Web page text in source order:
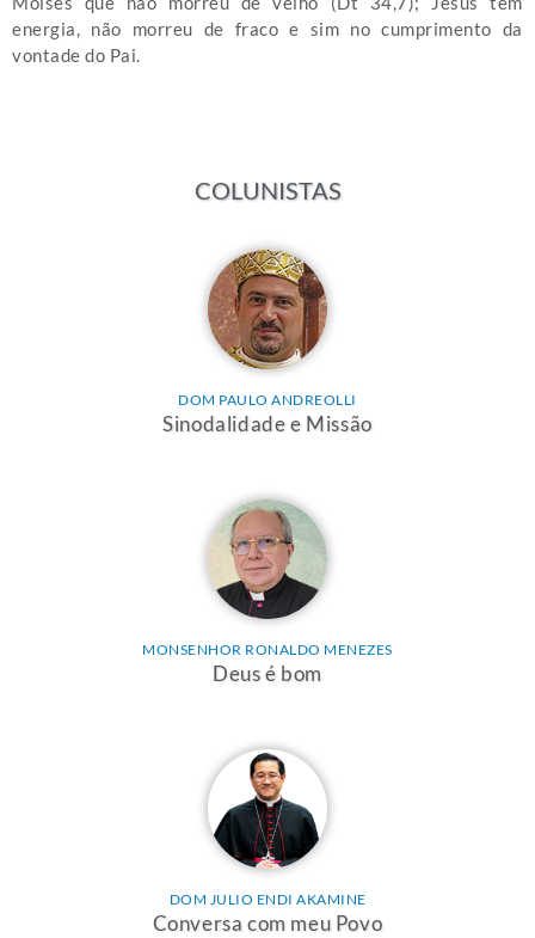
energia, não morreu de fraco e sim no cumprimento da
vontade do Pai.
COLUNISTAS
DOM PAULO ANDREOLLI
Sinodalidade e Missão
MONSENHOR RONALDO MENEZES
Deus é bom
DOM JULIO ENDI AKAMINE
Conversa com meu Povo